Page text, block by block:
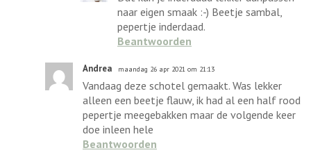
naar eigen smaak :-) Beetje sambal,
pepertje inderdaad.
Beantwoorden
Andrea maandag 26 apr 2021 om 21:13
Vandaag deze schotel gemaakt. Was lekker
alleen een beetje flauw, ik had al een half rood
pepertje meegebakken maar de volgende keer
doe inleen hele
Beantwoorden